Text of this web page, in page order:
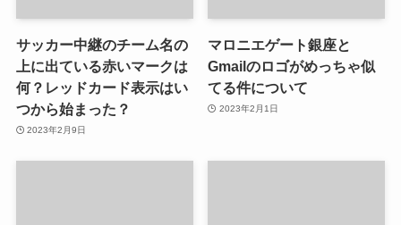
サッカー中継のチーム名の
上に出ている赤いマークは
何？レッドカード表示はい
つから始まった？
2023年2月9日
マロニエゲート銀座と
Gmailのロゴがめっちゃ似
てる件について
2023年2月1日